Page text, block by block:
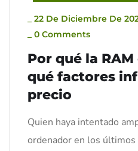
22 De Diciembre De
0 Comments
Por qué la
qué factores
precio
Quien haya intentado
ordenador en los